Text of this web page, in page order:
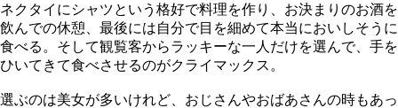
ネクタイにシャツという格好で料理を作り、お決まりのお酒を
飲んでの休憩、最後には自分で目を細めて本当においしそうに
食べる。そして観覧客からラッキーな一人だけを選んで、手を
ひいてきて食べさせるのがクライマックス。
選ぶのは美女が多いけれど、おじさんやおばあさんの時もあっ